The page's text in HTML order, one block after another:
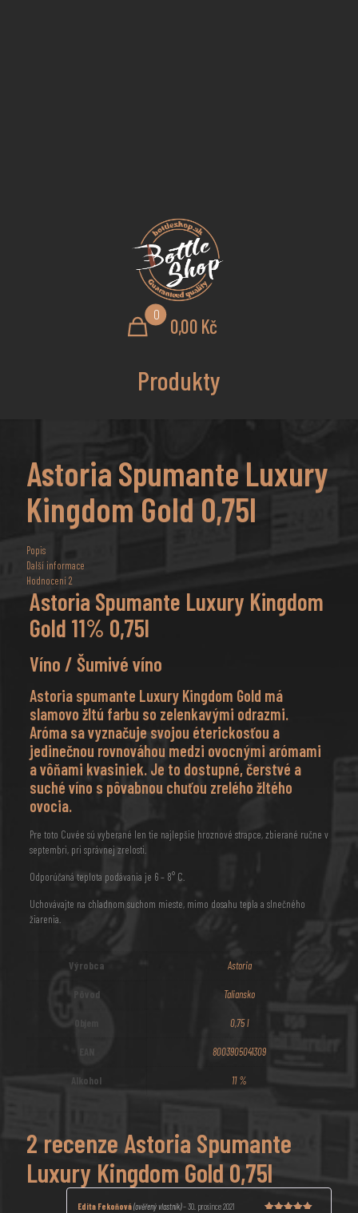
0
0,00 Kč
Produkty
Astoria Spumante Luxury
Kingdom Gold 0,75l
Popis
Další informace
Hodnocení2
Astoria Spumante Luxury Kingdom
Gold 11% 0,75l
Víno / Šumivé víno
Astoria spumante Luxury Kingdom Gold má
slamovo žltú farbu so zelenkavými odrazmi.
Aróma sa vyznačuje svojou éterickosťou a
jedinečnou rovnováhou medzi ovocnými arómami
a vôňami kvasiniek. Je to dostupné, čerstvé a
suché víno s pôvabnou chuťou zrelého žltého
ovocia.
Pre toto Cuvée sú vyberané len tie najlepšie hroznové strapce, zbierané ručne v
septembri, pri správnej zrelosti.
Odporúčaná teplota podávania je 6 – 8° C.
Uchovávajte na chladnom suchom mieste, mimo dosahu tepla a slnečného
žiarenia.
Výrobca Astoria
Pôvod Taliansko
0,75 l
8003905041309
Alkohol 11 %
2 recenze Astoria Spumante
Luxury Kingdom Gold 0,75l
Edita Fekoňová(ověřený vlastník)–30. prosince 2021